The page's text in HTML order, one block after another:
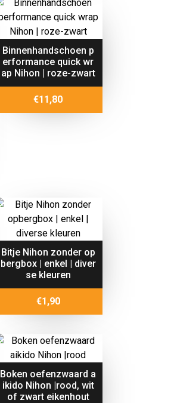
Binnenhandschoen p
erformance quick wr
ap Nihon | roze-zwart
€11,80
Bitje Nihon zonder op
bergbox | enkel | diver
se kleuren
€1,90
Boken oefenzwaard a
ikido Nihon |rood, wit
of zwart eikenhout